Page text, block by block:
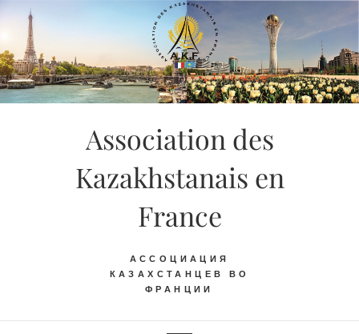
Skip
content
Association des
Kazakhstanais en
France
АССОЦИАЦИЯ
КАЗАХСТАНЦЕВ ВО
ФРАНЦИИ